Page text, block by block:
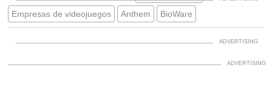
Empresas de videojuegos
Anthem BioWare